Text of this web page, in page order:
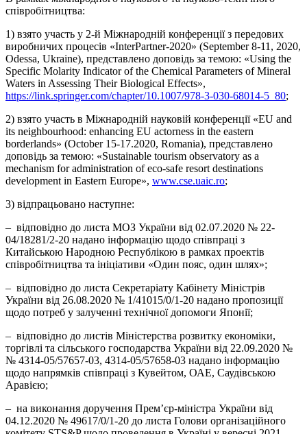
співробітництва:
1) взято участь у 2-й Міжнародній конференції з передових
виробничих процесів «InterPartner-2020» (September 8-11, 2020,
Odessa, Ukraine), представлено доповідь за темою: «Using the
Specific Molarity Indicator of the Chemical Parameters of Mineral
Waters in Assessing Their Biological Effects»,
https://link.springer.com/chapter/10.1007/978-3-030-68014-5_80;
2) взято участь в Міжнародній науковій конференції «EU and
its neighbourhood: enhancing EU actorness in the eastern
borderlands» (October 15-17.2020, Romania), представлено
доповідь за темою: «Sustainable tourism observatory as a
mechanism for administration of eco-safe resort destinations
development in Eastern Europe», www.cse.uaic.ro;
3) відпрацьовано наступне:
– відповідно до листа МОЗ України від 02.07.2020 № 22-
04/18281/2-20 надано інформацію щодо співпраці з
Китайською Народною Республікою в рамках проектів
співробітництва та ініціативи «Один пояс, один шлях»;
– відповідно до листа Секретаріату Кабінету Міністрів
України від 26.08.2020 № 1/41015/0/1-20 надано пропозиції
щодо потреб у залученні технічної допомоги Японії;
– відповідно до листів Міністерства розвитку економіки,
торгівлі та сільського господарства України від 22.09.2020 №
№ 4314-05/57657-03, 4314-05/57658-03 надано інформацію
щодо напрямків співпраці з Кувейтом, ОАЕ, Саудівською
Аравією;
– на виконання доручення Прем’єр-міністра України від
04.12.2020 № 49617/0/1-20 до листа Голови організаційного